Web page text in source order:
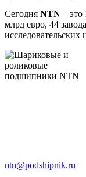
Сегодня NTN – это
млрд евро, 44
исследовательских
ntn@podshipnik.ru